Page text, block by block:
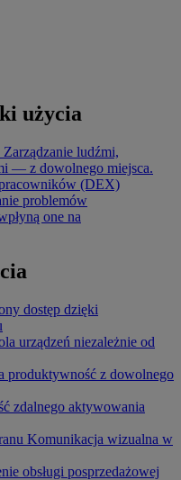
użycia
Zarządzanie ludźmi,
— z dowolnego miejsca.
(DEX)
problemów
one na
dostęp dzięki
urządzeń niezależnie od
produktywność z dowolnego
zdalnego aktywowania
Komunikacja wizualna w
obsługi posprzedażowej